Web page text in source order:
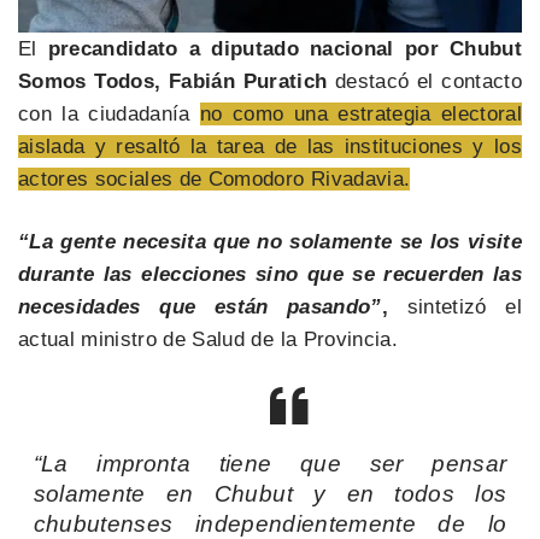
El precandidato a diputado nacional por Chubut
Somos Todos, Fabián Puratich destacó el contacto
con la ciudadanía no como una estrategia electoral
aislada y resaltó la tarea de las instituciones y los
actores sociales de Comodoro Rivadavia.
“La gente necesita que no solamente se los visite
durante las elecciones sino que se recuerden las
necesidades que están pasando”, sintetizó el
actual ministro de Salud de la Provincia.
“La impronta tiene que ser pensar
solamente en Chubut y en todos los
chubutenses independientemente de lo